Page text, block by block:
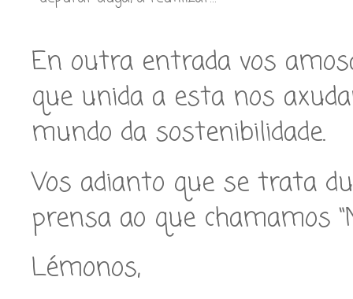
En outra entrada vos
que unida a esta nos
mundo da sostenibilidade.
Vos adianto que se trata
prensa ao que chamamos
Lémonos,